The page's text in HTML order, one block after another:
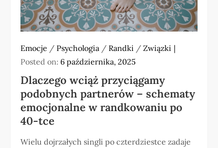
Emocje / Psychologia / Randki /Związki
Posted on: 6 października, 2025
Dlaczego wciąż przyciągamy
podobnych partnerów – schematy
emocjonalne w randkowaniu po
40-tce
Wielu dojrzałych singli po czterdziestce zadaje